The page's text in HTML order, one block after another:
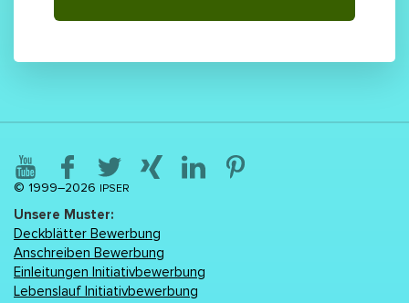
© 1999–2026 IPSER
Unsere Muster:
Deckblätter Bewerbung
Anschreiben Bewerbung
Einleitungen Initiativbewerbung
Lebenslаuf Initiativbewerbung